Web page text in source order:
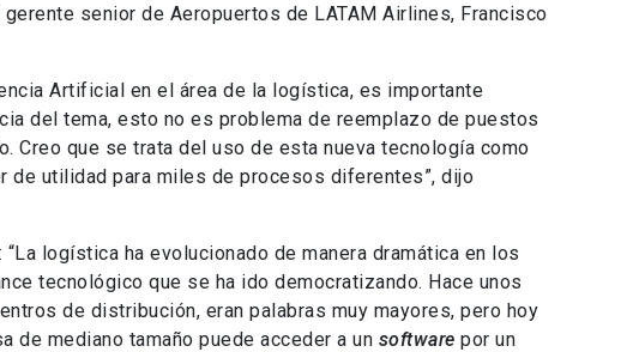
senior de Aeropuertos de LATAM Airlines, Francisco
Artificial en el área de la logística, es importante
del tema, esto no es problema de reemplazo de puestos
Creo que se trata del uso de esta nueva tecnología como
de utilidad para miles de procesos diferentes”, dijo
logística ha evolucionado de manera dramática en los
tecnológico que se ha ido democratizando. Hace unos
de distribución, eran palabras muy mayores, pero hoy
de mediano tamaño puede acceder a un software por un